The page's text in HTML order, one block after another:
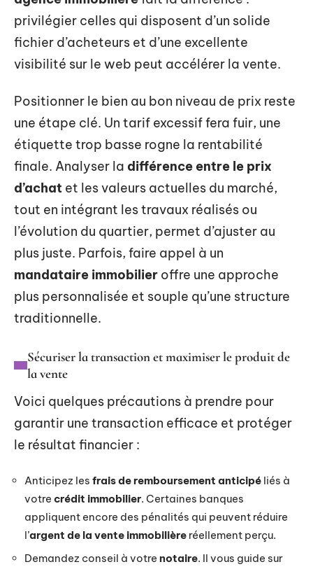
privilégier celles qui disposent d’un solide
fichier d’acheteurs et d’une excellente
visibilité sur le web peut accélérer la vente.
Positionner le bien au bon niveau de prix reste
une étape clé. Un tarif excessif fera fuir, une
étiquette trop basse rogne la rentabilité
finale. Analyser la différence entre le prix
d’achat et les valeurs actuelles du marché,
tout en intégrant les travaux réalisés ou
l’évolution du quartier, permet d’ajuster au
plus juste. Parfois, faire appel à un
mandataire immobilier offre une approche
plus personnalisée et souple qu’une structure
traditionnelle.
Sécuriser la transaction et maximiser le produit de
la vente
Voici quelques précautions à prendre pour
garantir une transaction efficace et protéger
le résultat financier :
Anticipez les frais de remboursement anticipé liés à
votre crédit immobilier. Certaines banques
appliquent encore des pénalités qui peuvent réduire
l’argent de la vente immobilière réellement perçu.
Demandez conseil à votre notaire. Il vous guide sur